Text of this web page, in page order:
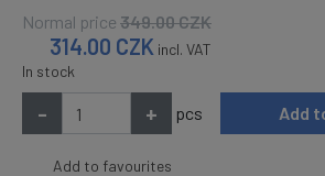
Normal price 349.00CZK
314.00 CZK incl. VAT
In stock
- + pcs Add
Add to favourites